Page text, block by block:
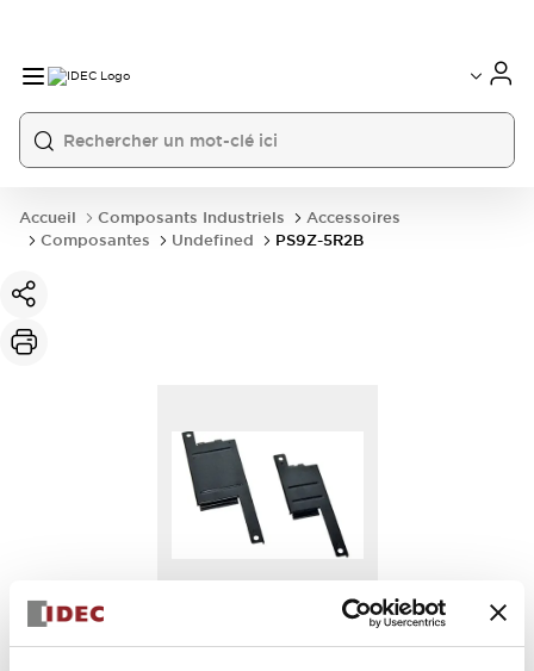
Accueil Composants Industriels
Accessoires
Composantes
Undefined PS9Z-5R2B